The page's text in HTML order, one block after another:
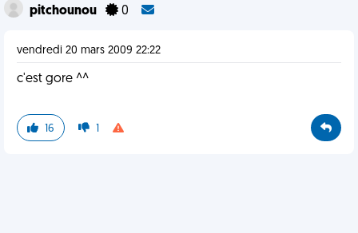
pitchounou 0
vendredi 20 mars 2009 22:22
c'est gore ^^
16 1